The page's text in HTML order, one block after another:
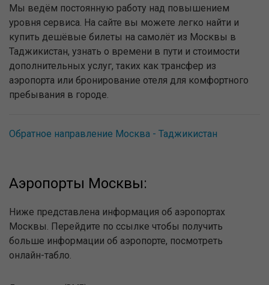
Мы ведём постоянную работу над повышением
уровня сервиса. На сайте вы можете легко найти и
купить дешёвые билеты на самолёт из Москвы в
Таджикистан, узнать о времени в пути и стоимости
дополнительных услуг, таких как трансфер из
аэропорта или бронирование отеля для комфортного
пребывания в городе.
Обратное направление Москва - Таджикистан
Аэропорты Москвы:
Ниже представлена информация об аэропортах
Москвы. Перейдите по ссылке чтобы получить
больше информации об аэропорте, посмотреть
онлайн-табло.